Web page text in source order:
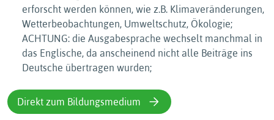
erforscht werden können, wie z.B. Klimaveränderungen,
Wetterbeobachtungen, Umweltschutz, Ökologie;
ACHTUNG: die Ausgabesprache wechselt manchmal in
das Englische, da anscheinend nicht alle Beiträge ins
Deutsche übertragen wurden;
Direkt zum Bildungsmedium